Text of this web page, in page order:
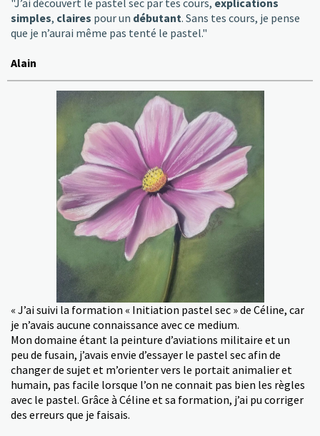
simples, claires pour un débutant. Sans tes cours, je pense
que je n’aurai même pas tenté le pastel."
Alain
« J’ai suivi la formation « Initiation pastel sec » de Céline, car
je n’avais aucune connaissance avec ce medium.
Mon domaine étant la peinture d’aviations militaire et un
peu de fusain, j’avais envie d’essayer le pastel sec afin de
changer de sujet et m’orienter vers le portait animalier et
humain, pas facile lorsque l’on ne connait pas bien les règles
avec le pastel. Grâce à Céline et sa formation, j’ai pu corriger
des erreurs que je faisais.